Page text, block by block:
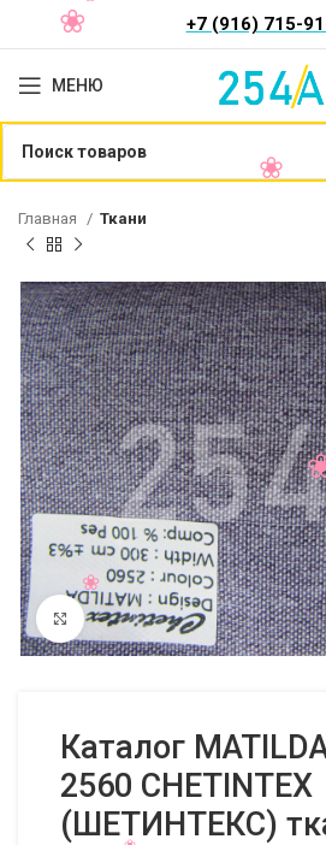
+7 (916) 715-
МЕНЮ
Главная Ткани
Нажмите, чтобы увеличить
Каталог
2560 CHETINTEX
(ШЕТИНТЕКС)